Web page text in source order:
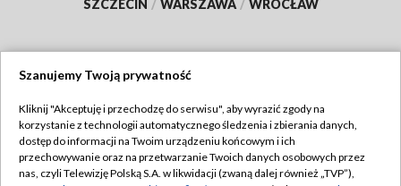
SZCZECIN / WARSZAWA / WROCŁAW
TVP
Abonament TVP
Regulamin TVP
Szanujemy Twoją prywatność
Kliknij "Akceptuję i przechodzę do serwisu", aby wyrazić zgody na
korzystanie z technologii automatycznego śledzenia i zbierania danych,
dostęp do informacji na Twoim urządzeniu końcowym i ich
przechowywanie oraz na przetwarzanie Twoich danych osobowych przez
nas, czyli Telewizję Polską S.A. w likwidacji (zwaną dalej również „TVP”),